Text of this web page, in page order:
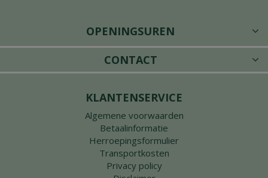
OPENINGSUREN
CONTACT
KLANTENSERVICE
Algemene voorwaarden
Betaalinformatie
Herroepingsformulier
Transportkosten
Privacy policy